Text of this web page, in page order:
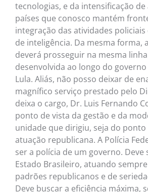
tecnologias, e da intensificação
países que conosco mantém
integração das atividades policiais
de inteligência. Da mesma forma,
deverá prosseguir na mesma
desenvolvida ao longo do
Lula. Aliás, não posso deixar de
magnífico serviço prestado pelo
deixa o cargo, Dr. Luis Fernando
ponto de vista da gestão e da
unidade que dirigiu, seja do ponto
atuação republicana. A Polícia
ser a polícia de um governo. Deve
Estado Brasileiro, atuando
padrões republicanos e de
Deve buscar a eficiência máxima,